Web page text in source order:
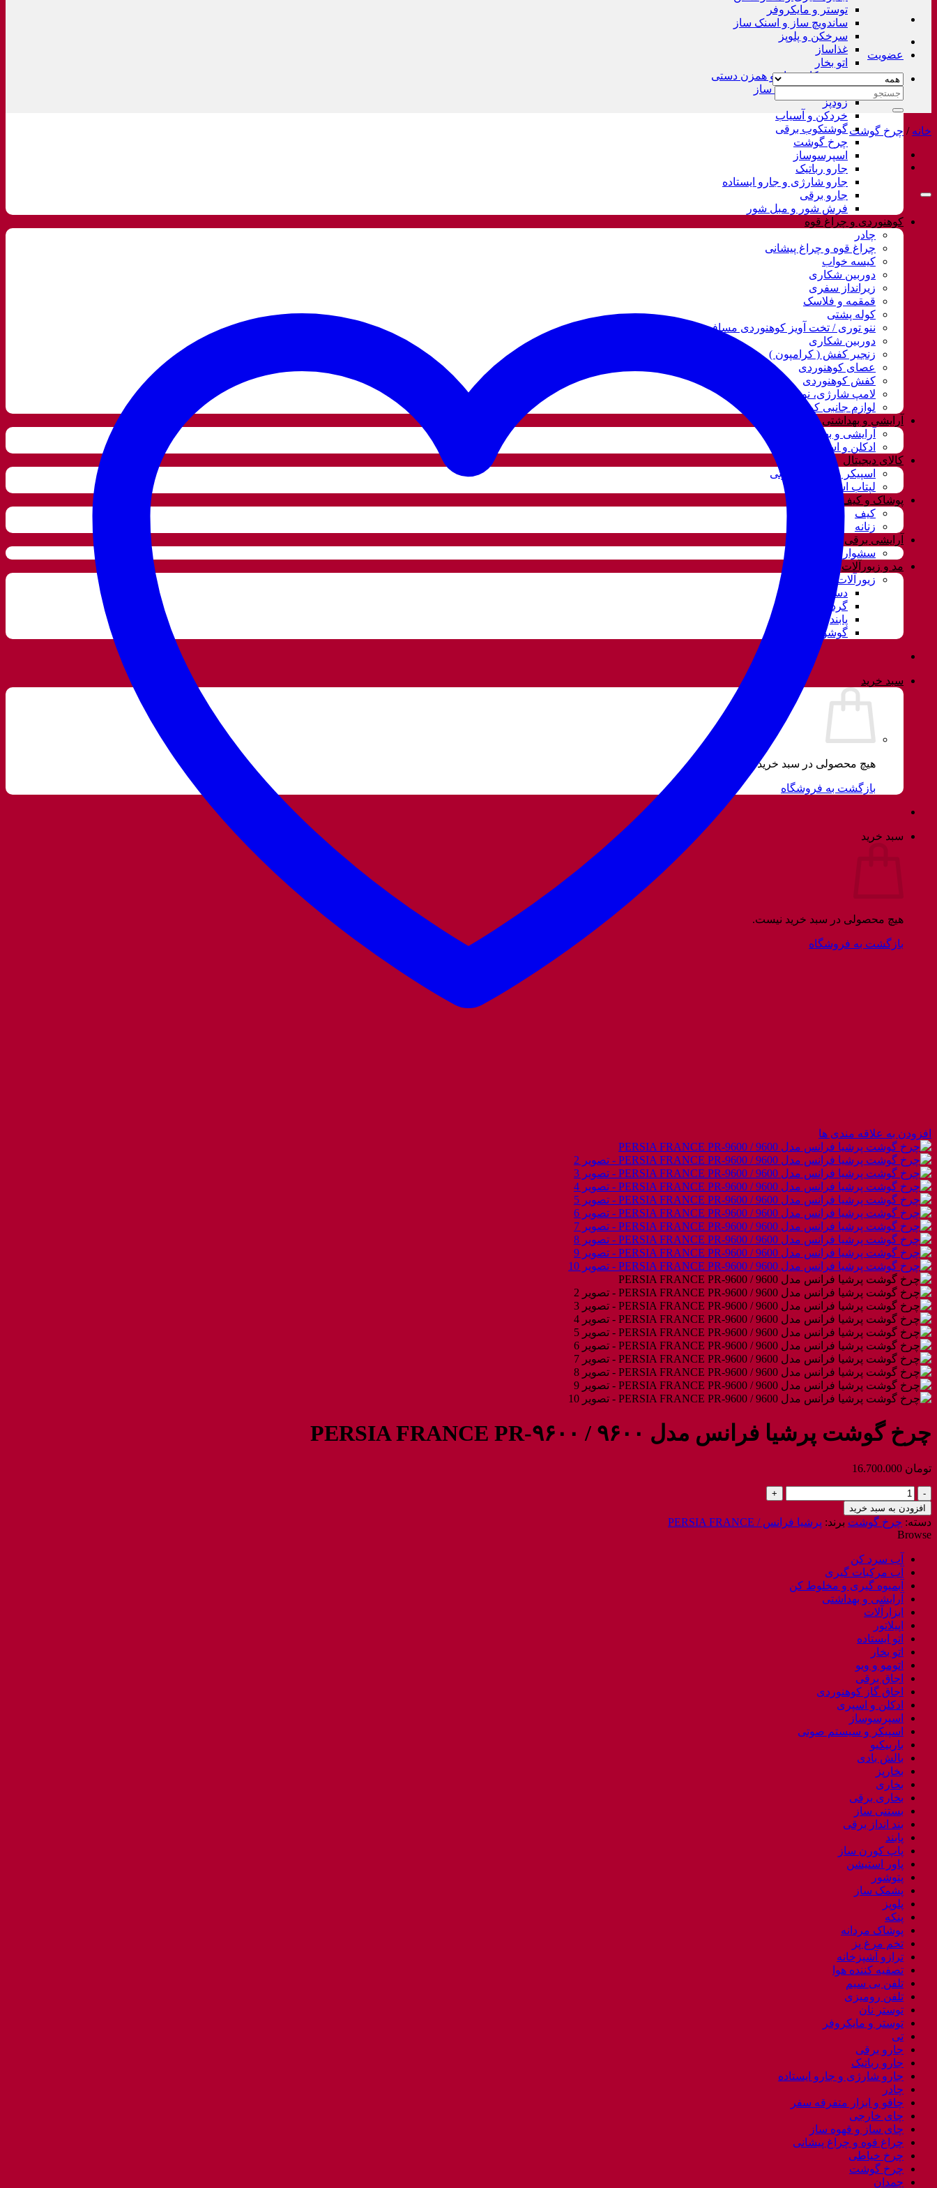
توستر و مایکروفر
ساندویچ ساز و اسنک ساز
سرخکن و پلوپز
غذاساز
اتو بخار
همزن کاسه دار و همزن دستی
چای ساز و قهوه ساز
زودپز
خردکن و آسیاب
گوشتکوب برقی
چرخ گوشت
اسپرسوساز
جارو رباتیک
جارو شارژی و جارو ایستاده
جارو برقی
فرش شور و مبل شور
کوهنوردی و چراغ قوه
چادر
چراغ قوه و چراغ پیشانی
کیسه خواب
دوربین شکاری
زیرانداز سفری
قمقمه و فلاسک
کوله پشتی
ننو توری / تخت آویز کوهنوردی مسافرتی
دوربین شکاری
زنجیر کفش ( کرامپون )
عصای کوهنوردی
کفش کوهنوردی
لامپ شارژی، نور و روشنایی
لوازم جانبی کوهنوردی
آرایشی و بهداشتی
آرایشی و بهداشتی
ادکلن و اسپری
کالای دیجیتال
اسپیکر و سیستم صوتی
لپتاب استوک
پوشاک و کیف
کیف
زنانه
آرایشی برقی
سشوار
مد و زیورآلات
زیورآلات و بدلیجات
دستبند
گردنبند و ست
پابند
گوشواره
سبد خرید
هیچ محصولی در سبد خرید نیست.
بازگشت به فروشگاه
سبد خرید
هیچ محصولی در سبد خرید نیست.
بازگشت به فروشگاه
عضویت
جستجو
خانه / چرخ گوشت
افزودن به علاقه مندی ها
چرخ گوشت پرشیا فرانس مدل ۹۶۰۰ / PERSIA FRANCE PR-۹۶۰۰
تومان
چرخ
گوشت
پرشیا
فرانس
9600
/
PERSIA
FRANCE
PR-
9600
عدد
افزودن به سبد خرید
دسته: چرخ گوشت برند: پرشیا فرانس / PERSIA FRANCE
Browse
آب سرد کن
آب مرکبات گیری
آبمیوه گیری و مخلوط کن
آرایشی و بهداشتی
ابزارآلات
اپیلاتور
اتو ایستاده
اتو بخار
اتومو و ویو
اجاق برقی
اجاق گاز کوهنوردی
ادکلن و اسپری
اسپرسوساز
اسپیکر و سیستم صوتی
باربیکیو
بالش بادی
بخارپز
بخاری
بخاری برقی
بستنی ساز
بند انداز برقی
پابند
پاپ کورن ساز
پاور استیشن
پتوشور
پشمک ساز
پلوپز
پنکه
پوشاک مردانه
تخم مرغ پز
ترازو آشپزخانه
تصفیه کننده هوا
تلفن بی سیم
تلفن رومیزی
توستر نان
توستر و مایکروفر
تی
جارو برقی
جارو رباتیک
جارو شارژی و جارو ایستاده
چادر
چاقو و ابزار متفرقه سفر
چای خارجی
چای ساز و قهوه ساز
چراغ قوه و چراغ پیشانی
چرخ خیاطی
چرخ گوشت
چمدان